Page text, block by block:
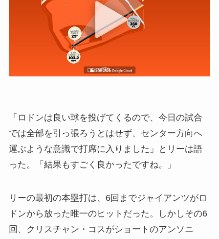
「ロドンは良い球を投げてくるので、今日の試合
では全部を引っ張ろうとはせず、センター方向へ
運ぶような意識で打席に入りました」とリーは語
った。「結果もすごく良かったですね。」
リーの最初の本塁打は、6回までジャイアンツがロ
ドンから放った唯一のヒットだった。しかしその6
回、クリスチャン・コスがショートのアンソニ